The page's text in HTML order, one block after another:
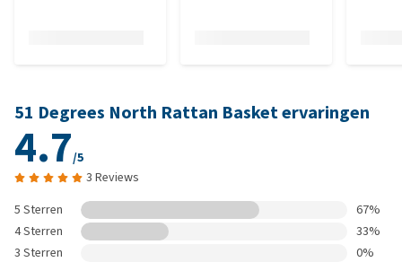
51 Degrees North Rattan Basket ervaringen
4.7/5
3 Reviews
5 Sterren
67%
4 Sterren
33%
3 Sterren
0%